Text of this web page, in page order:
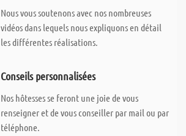
Nous vous soutenons avec nos nombreuses
vidéos dans lequels nous expliquons en détail
les différentes réalisations.
Conseils personnalisées
Nos hôtesses se feront une joie de vous
renseigner et de vous conseiller par mail ou par
téléphone.